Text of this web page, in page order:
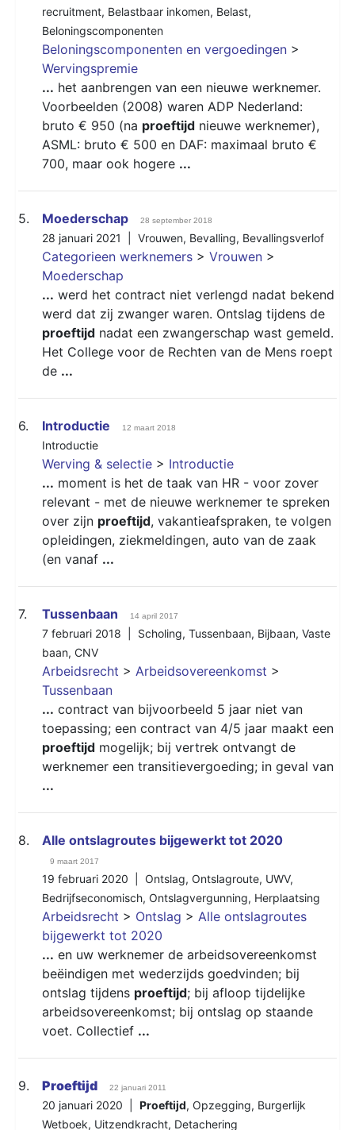
recruitment, Belastbaar inkomen, Belast,
Beloningscomponenten
Beloningscomponenten en vergoedingen >
Wervingspremie
... het aanbrengen van een nieuwe werknemer.
Voorbeelden (2008) waren ADP Nederland:
bruto € 950 (na proeftijd nieuwe werknemer),
ASML: bruto € 500 en DAF: maximaal bruto €
700, maar ook hogere ...
5. Moederschap 28 september 2018
28 januari 2021 | Vrouwen, Bevalling, Bevallingsverlof
Categorieen werknemers > Vrouwen >
Moederschap
... werd het contract niet verlengd nadat bekend
werd dat zij zwanger waren. Ontslag tijdens de
proeftijd nadat een zwangerschap wast gemeld.
Het College voor de Rechten van de Mens roept
de ...
6. Introductie 12 maart 2018
Introductie
Werving & selectie > Introductie
... moment is het de taak van HR - voor zover
relevant - met de nieuwe werknemer te spreken
over zijn proeftijd, vakantieafspraken, te volgen
opleidingen, ziekmeldingen, auto van de zaak
(en vanaf ...
7. Tussenbaan 14 april 2017
7 februari 2018 | Scholing, Tussenbaan, Bijbaan, Vaste
baan, CNV
Arbeidsrecht > Arbeidsovereenkomst >
Tussenbaan
... contract van bijvoorbeeld 5 jaar niet van
toepassing; een contract van 4/5 jaar maakt een
proeftijd mogelijk; bij vertrek ontvangt de
werknemer een transitievergoeding; in geval van
...
8. Alle ontslagroutes bijgewerkt tot 2020
9 maart 2017
19 februari 2020 | Ontslag, Ontslagroute, UWV,
Bedrijfseconomisch, Ontslagvergunning, Herplaatsing
Arbeidsrecht > Ontslag > Alle ontslagroutes
bijgewerkt tot 2020
... en uw werknemer de arbeidsovereenkomst
beëindigen met wederzijds goedvinden; bij
ontslag tijdens proeftijd; bij afloop tijdelijke
arbeidsovereenkomst; bij ontslag op staande
voet. Collectief ...
9. Proeftijd 22 januari 2011
20 januari 2020 | Proeftijd, Opzegging, Burgerlijk
Wetboek, Uitzendkracht, Detachering